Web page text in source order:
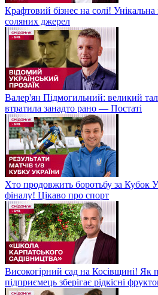
Крафтовий бізнес на солі! Унікальна
соляних джерел
Валер'ян Підмогильний: великий
втратила занадто рано — Постаті
Хто продовжить боротьбу за Кубок
фіналу! Цікаво про спорт
Високогірний сад на Косівщині! Як
підприємець зберігає рідкісні